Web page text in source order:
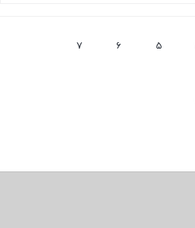
۵ ۶ ۷